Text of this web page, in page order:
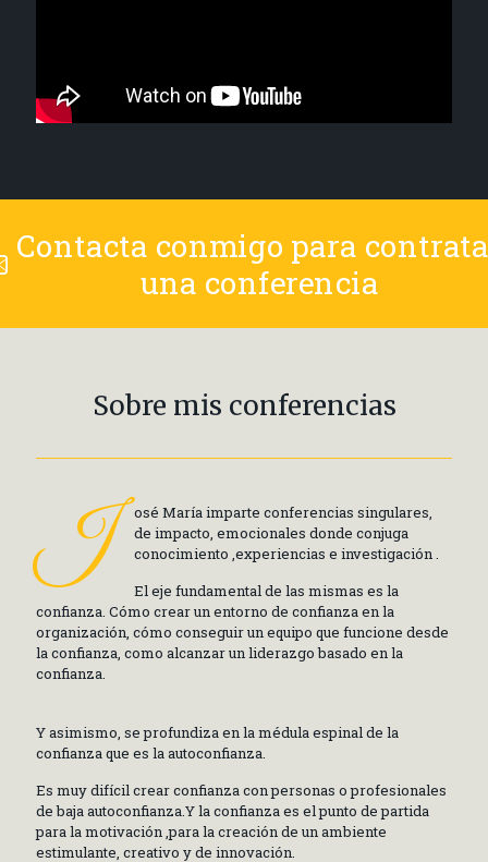
Contacta conmigo para
una conferencia
Sobre mis conferencias
J
osé María imparte conferencias singulares,
de impacto, emocionales donde conjuga
conocimiento ,experiencias e investigación .
El eje fundamental de las mismas es la
confianza. Cómo crear un entorno de confianza en la
organización, cómo conseguir un equipo que funcione desde
la confianza, como alcanzar un liderazgo basado en la
confianza.
Y asimismo, se profundiza en la médula espinal de la
confianza que es la autoconfianza.
Es muy difícil crear confianza con personas o profesionales
de baja autoconfianza.Y la confianza es el punto de partida
para la motivación ,para la creación de un ambiente
estimulante, creativo y de innovación.